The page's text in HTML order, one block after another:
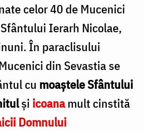
celor 40 de Mucenici
Ierarh Nicolae,
În paraclisului
din Sevastia se
cu moaştele Sfântului
şi icoanamult cinstită
Domnului